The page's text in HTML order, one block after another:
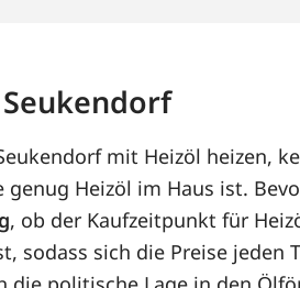
mit Heizöl heizen,
Heizöl im Haus ist.
, ob der Kaufzeitpunkt für
sodass sich die Preise jeden